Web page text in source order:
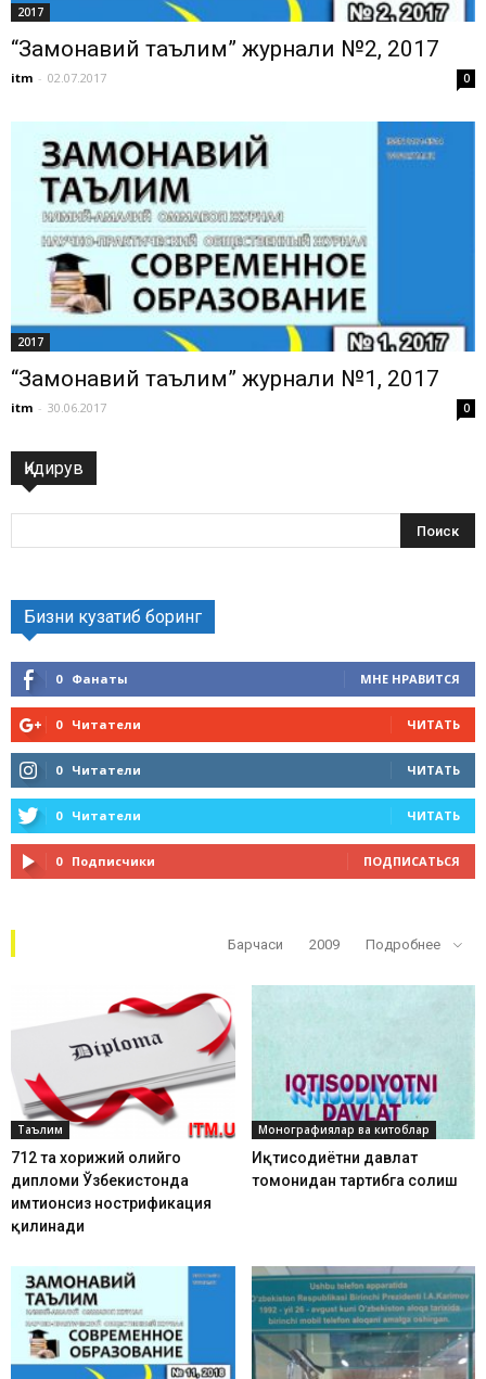
2017
“Замонавий таълим” журнали №2, 2017
itm - 02.07.2017 0
2017
“Замонавий таълим” журнали №1, 2017
itm - 30.06.2017 0
Қидирув
Бизни кузатиб боринг
0 Фанаты МНЕ НРАВИТСЯ
0 Читатели ЧИТАТЬ
0 Читатели ЧИТАТЬ
0 Читатели ЧИТАТЬ
0 Подписчики ПОДПИСАТЬСЯ
Барчаси 2009 Подробнее
Таълим
712 та хорижий олийгоҳ
дипломи Ўзбекистонда
имтиҳонсиз нострификация
қилинади
Монографиялар ва китоблар
Иқтисодиётни давлат
томонидан тартибга солиш